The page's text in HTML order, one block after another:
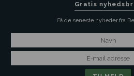
Gratis
Få de seneste nyheder fra